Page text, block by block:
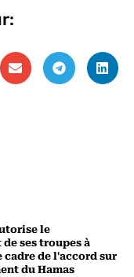
le
ses troupes à
cadre de l'accord sur
du Hamas